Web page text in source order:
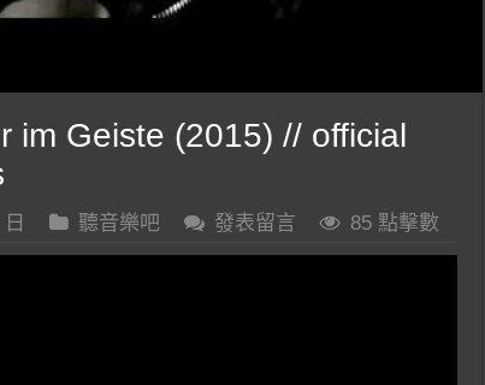
im Geiste (2015) // official
聽音樂吧 發表留言 85 點擊數